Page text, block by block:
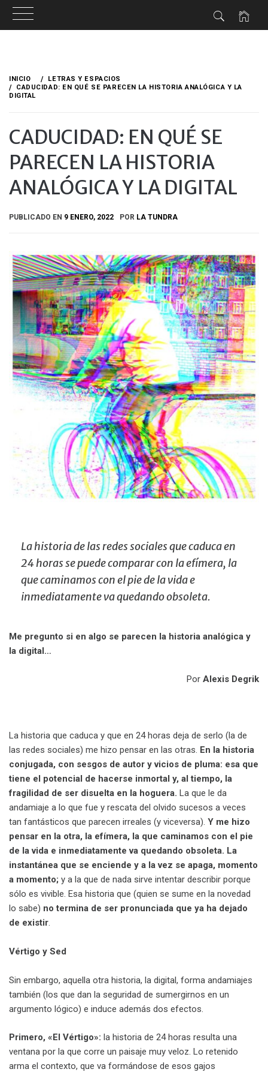
contenido
INICIO
LETRAS Y ESPACIOS
CADUCIDAD: EN QUÉ SE PARECEN LA HISTORIA ANALÓGICA Y LA
DIGITAL
CADUCIDAD: EN QUÉ SE
PARECEN LA HISTORIA
ANALÓGICA Y LA DIGITAL
PUBLICADO EN 9 ENERO, 2022 POR LA TUNDRA
La historia de las redes sociales que caduca en
24 horas se puede comparar con la efímera, la
que caminamos con el pie de la vida e
inmediatamente va quedando obsoleta.
Me pregunto si en algo se parecen la historia analógica y
la digital…
Por Alexis Degrik
La historia que caduca y que en 24 horas deja de serlo (la de
las redes sociales) me hizo pensar en las otras. En la historia
conjugada, con sesgos de autor y vicios de pluma: esa que
tiene el potencial de hacerse inmortal y, al tiempo, la
fragilidad de ser disuelta en la hoguera. La que le da
andamiaje a lo que fue y rescata del olvido sucesos a veces
tan fantásticos que parecen irreales (y viceversa). Y me hizo
pensar en la otra, la efímera, la que caminamos con el pie
de la vida e inmediatamente va quedando obsoleta. La
instantánea que se enciende y a la vez se apaga, momento
a momento; y a la que de nada sirve intentar describir porque
sólo es vivible. Esa historia que (quien se sume en la novedad
lo sabe) no termina de ser pronunciada que ya ha dejado
de existir.
Vértigo y Sed
Sin embargo, aquella otra historia, la digital, forma andamiajes
también (los que dan la seguridad de sumergirnos en un
argumento lógico) e induce además dos efectos.
Primero, «El Vértigo»: la historia de 24 horas resulta una
ventana por la que corre un paisaje muy veloz. Lo retenido
arma el contexto, que va formándose de esos gajos